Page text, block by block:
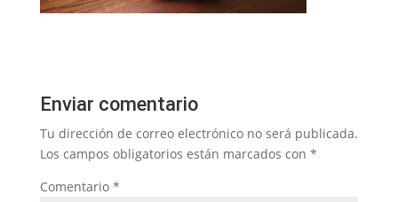
Enviar comentario
Tu dirección de correo electrónico no será publicada.
Los campos obligatorios están marcados con *
Comentario *